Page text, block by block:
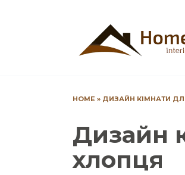
HOME » ДИЗАЙН КІМНАТИ
Дизайн
хлопця